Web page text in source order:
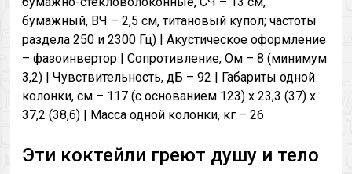
бумажный, ВЧ – 2,5 см, титановый купол; частоты
раздела 250 и 2300 Гц) | Акустическое оформление
– фазоинвертор | Сопротивление, Ом – 8 (минимум
3,2) | Чувствительность, дБ – 92 | Габариты одной
колонки, см – 117 (с основанием 123) x 23,3 (37) x
37,2 (38,6) | Масса одной колонки, кг – 26
Эти коктейли греют душу и тело